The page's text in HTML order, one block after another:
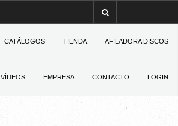
CATÁLOGOS TIENDA AFILADORA DISCOS
VÍDEOS EMPRESA CONTACTO LOGIN